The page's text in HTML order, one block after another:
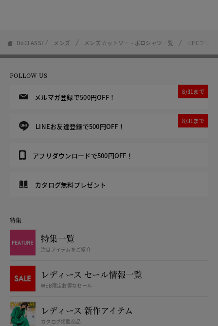
DoCLASSE メンズ メンズ カットソー・ポロシャツ一覧 +3°Cフリー
FOLLOW US
メルマガ登録で500円OFF！
8/31まで
LINEお友達登録で500円OFF！
8/31まで
アプリダウンロードで500円OFF！
カタログ無料プレゼント
特集
特集一覧
注目アイテムをご紹介
レディース セール情報一覧
WEB限定お得なセール
レディース 新作アイテム
カタログ掲載商品